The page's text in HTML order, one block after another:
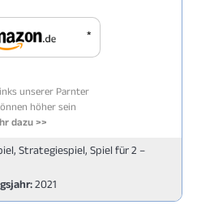
*
unserer Parnter
höher sein
dazu >>
Strategiespiel, Spiel für 2 –
2021